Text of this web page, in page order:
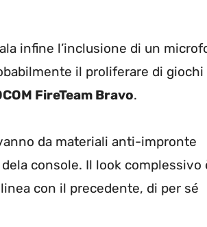
infine l’inclusione di un
il proliferare di giochi
FireTeam Bravo.
da materiali anti-impronte
console. Il look complessivo
con il precedente, di per sé